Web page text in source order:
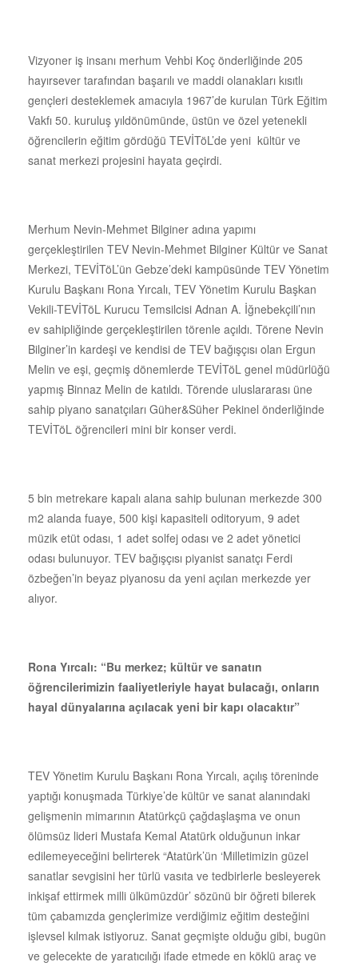
Vizyoner iş insanı merhum Vehbi Koç önderliğinde 205
hayırsever tarafından başarılı ve maddi olanakları kısıtlı
gençleri desteklemek amacıyla 1967’de kurulan Türk Eğitim
Vakfı 50. kuruluş yıldönümünde, üstün ve özel yetenekli
öğrencilerin eğitim gördüğü TEVİTöL’de yeni kültür ve
sanat merkezi projesini hayata geçirdi.
Merhum Nevin-Mehmet Bilginer adına yapımı
gerçekleştirilen TEV Nevin-Mehmet Bilginer Kültür ve Sanat
Merkezi, TEVİTöL’ün Gebze’deki kampüsünde TEV Yönetim
Kurulu Başkanı Rona Yırcalı, TEV Yönetim Kurulu Başkan
Vekili-TEVİTöL Kurucu Temsilcisi Adnan A. İğnebekçili’nın
ev sahipliğinde gerçekleştirilen törenle açıldı. Törene Nevin
Bilginer’in kardeşi ve kendisi de TEV bağışçısı olan Ergun
Melin ve eşi, geçmiş dönemlerde TEVİTöL genel müdürlüğü
yapmış Binnaz Melin de katıldı. Törende uluslararası üne
sahip piyano sanatçıları Güher&Süher Pekinel önderliğinde
TEVİTöL öğrencileri mini bir konser verdi.
5 bin metrekare kapalı alana sahip bulunan merkezde 300
m2 alanda fuaye, 500 kişi kapasiteli oditoryum, 9 adet
müzik etüt odası, 1 adet solfej odası ve 2 adet yönetici
odası bulunuyor. TEV bağışçısı piyanist sanatçı Ferdi
özbeğen’in beyaz piyanosu da yeni açılan merkezde yer
alıyor.
Rona Yırcalı: “Bu merkez; kültür ve sanatın
öğrencilerimizin faaliyetleriyle hayat bulacağı, onların
hayal dünyalarına açılacak yeni bir kapı olacaktır”
TEV Yönetim Kurulu Başkanı Rona Yırcalı, açılış töreninde
yaptığı konuşmada Türkiye’de kültür ve sanat alanındaki
gelişmenin mimarının Atatürkçü çağdaşlaşma ve onun
ölümsüz lideri Mustafa Kemal Atatürk olduğunun inkar
edilemeyeceğini belirterek “Atatürk’ün ‘Milletimizin güzel
sanatlar sevgisini her türlü vasıta ve tedbirlerle besleyerek
inkişaf ettirmek milli ülkümüzdür’ sözünü bir öğreti bilerek
tüm çabamızda gençlerimize verdiğimiz eğitim desteğini
işlevsel kılmak istiyoruz. Sanat geçmişte olduğu gibi, bugün
ve gelecekte de yaratıcılığı ifade etmede en köklü araç ve